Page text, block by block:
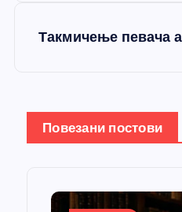
а
њ
Такмичење певача
Повезани постови